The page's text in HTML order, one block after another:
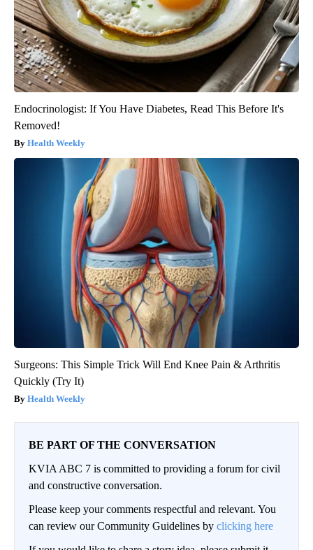
Endocrinologist: If You Have Diabetes, Read This Before It's
Removed!
Health Weekly
Surgeons: This Simple Trick Will End Knee Pain & Arthritis
Quickly (Try It)
Health Weekly
BE PART OF THE CONVERSATION
KVIA ABC 7 is committed to providing a forum for civil
and constructive conversation.
Please keep your comments respectful and relevant. You
can review our Community Guidelines by clicking here